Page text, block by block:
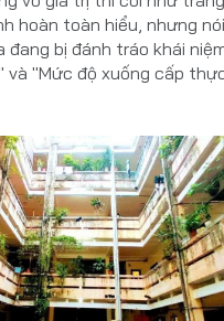
hoàn toàn hiểu, nhưng
bị đánh tráo khái
và "Mức độ xuống cấp